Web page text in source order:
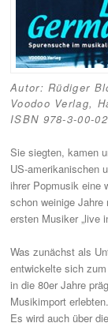
Autor: Rüdiger
Voodoo Verlag,
ISBN 978-3-00-
Sie siegten, kamen
US-amerikanischen
ihrer Popmusik eine
schon weinige
ersten Musiker „live
Was zunächst als
entwickelte sich
in die 80er Jahre
Musikimport erlebten.
Es wird auch über